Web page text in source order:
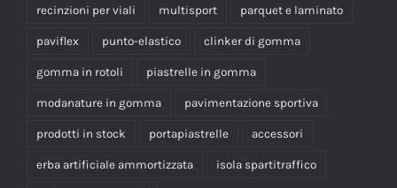
recinzioni per viali multisport parquet e laminato
paviflex punto-elastico clinker di gomma
gomma in rotoli piastrelle in gomma
modanature in gomma pavimentazione sportiva
prodotti in stock portapiastrelle accessori
erba artificiale ammortizzata isola spartitraffico